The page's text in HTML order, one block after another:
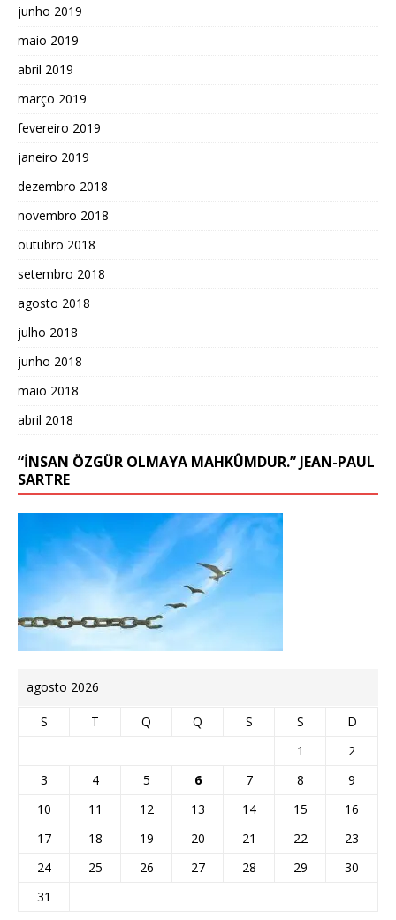
junho 2019
maio 2019
abril 2019
março 2019
fevereiro 2019
janeiro 2019
dezembro 2018
novembro 2018
outubro 2018
setembro 2018
agosto 2018
julho 2018
junho 2018
maio 2018
abril 2018
“İNSAN ÖZGÜR OLMAYA MAHKÛMDUR.” JEAN-PAUL
SARTRE
agosto 2026
S T Q Q S S
D
1
2
3
4 5 6 7 8
9
10
11 12 13 14 15
16
17
18 19 20 21 22
23
24
25 26 27 28 29
30
31